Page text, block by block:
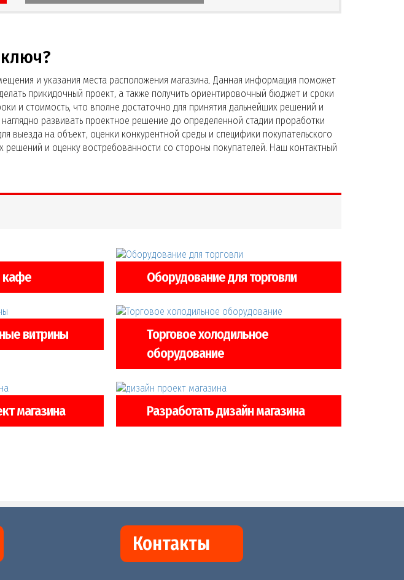
и указания места расположения магазина. Данная информация поможет
прикидочный проект, а также получить ориентировочный бюджет и сроки
и стоимость, что вполне достаточно для принятия дальнейших решений и
развивать проектное решение до определенной стадии проработки
выезда на объект, оценки конкурентной среды и специфики покупательского
и оценку востребованности со стороны покупателей. Наш контактный
кафе Оборудование для торговли
витрины
Торговое холодильное
оборудование
магазина Разработать дизайн магазина
Контакты